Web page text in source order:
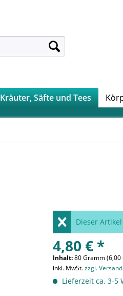
Kräuter, Säfte und Tees
Dieser
4,80 € *
Inhalt:80 Gramm
inkl. MwSt.zzgl.
Lieferzeit ca. 3-5